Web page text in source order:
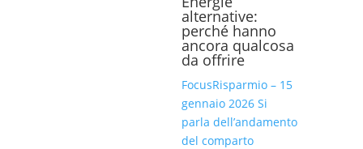
alternative:
perché hanno
ancora qualcosa
da offrire
FocusRisparmio – 15
gennaio 2026 Si
parla dell’andamento
del comparto